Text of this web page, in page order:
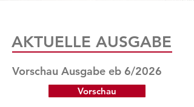
AKTUELLE AUSGABE
Vorschau Ausgabe eb 6/2026
Vorschau